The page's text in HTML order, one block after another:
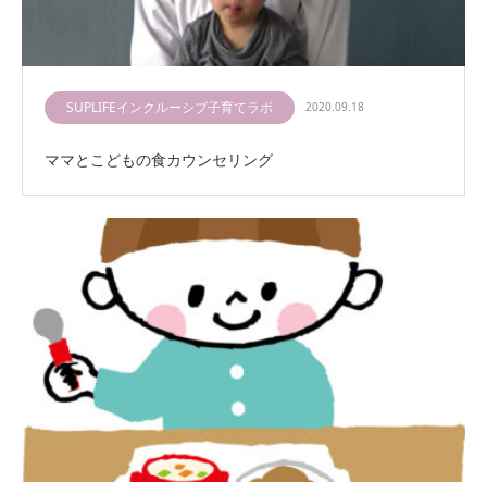
SUPLIFEインクルーシブ子育てラボ 2020.09.18
ママとこどもの食カウンセリング